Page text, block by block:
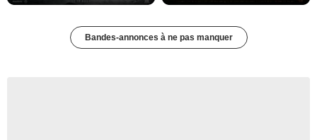
Bandes-annonces à ne pas manquer